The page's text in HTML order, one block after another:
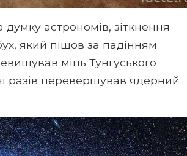
астрономів, зіткнення
який пішов за падінням
міць Тунгуського
разів перевершував ядерний